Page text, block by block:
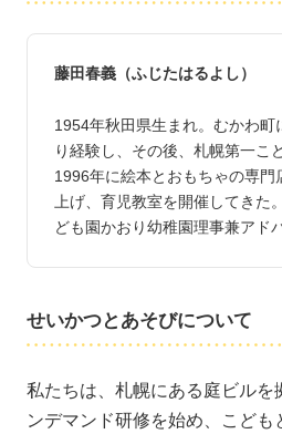
藤田春義（ふじたはるよし）
1954年秋田県生まれ。むかわ町
り経験し、その後、札幌第一こ
1996年に絵本とおもちゃの専門
上げ、育児教室を開催してきた
ども園かおり幼稚園理事兼アド
せいかつとあそびについて
私たちは、札幌にある庭ビルを
ンデマンド研修を始め、こど